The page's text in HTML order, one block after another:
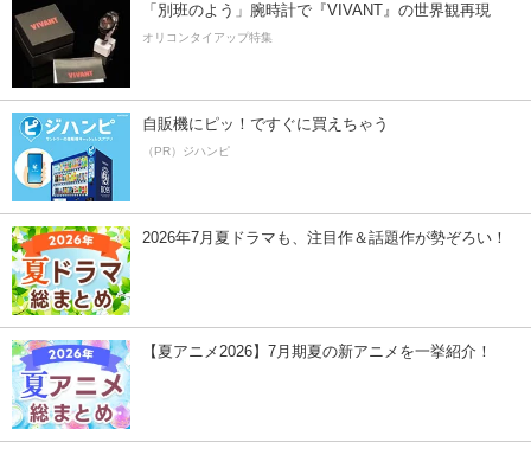
「別班のよう」腕時計で『VIVANT』の世界観再現
オリコンタイアップ特集
自販機にピッ！ですぐに買えちゃう
（PR）ジハンピ
2026年7月夏ドラマも、注目作＆話題作が勢ぞろい！
【夏アニメ2026】7月期夏の新アニメを一挙紹介！